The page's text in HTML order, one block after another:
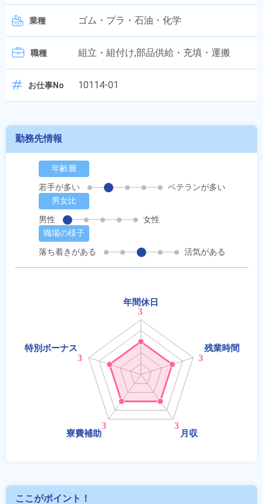
業種 ゴム・プラ・石油・化学
職種 組立・組付け,部品供給・充填・運搬
お仕事No 10114-01
勤務先情報
年齢層
若手が多い
ベテランが多い
男女比
男性
女性
職場の様子
落ち着きがある
活気がある
ここがポイント！